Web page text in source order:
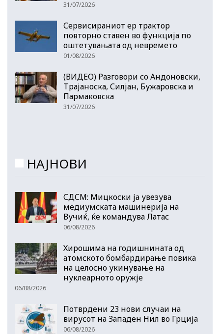
31/07/2026
Сервисираниот ер трактор
повторно ставен во функција по
оштетувањата од невремето
01/08/2026
(ВИДЕО) Разговори со Андоновски,
Трајаноска, Силјан, Бужаровска и
Пармаковска
31/07/2026
НАЈНОВИ
СДСМ: Мицкоски ја увезува
медиумската машинерија на
Вучиќ, ќе командува Латас
06/08/2026
Хирошима на годишнината од
атомското бомбардирање повика
на целосно укинување на
нуклеарното оружје
06/08/2026
Потврдени 23 нови случаи на
вирусот на Западен Нил во Грција
06/08/2026